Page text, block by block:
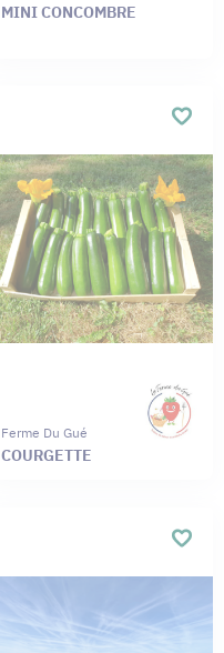
MINI CONCOMBRE
Ferme Du Gué
COURGETTE